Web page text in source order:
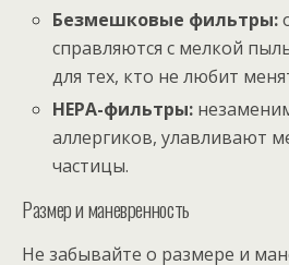
Безмешковые фильтры:
справляются с мелкой
для тех, кто не любит
HEPA-фильтры:
аллергиков, улавливают
частицы.
Размер и маневренность
Не забывайте о размере и